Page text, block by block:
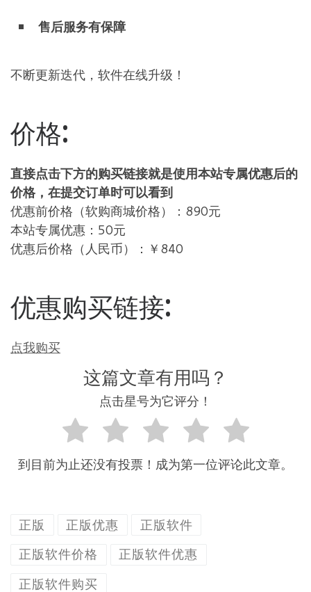
售后服务有保障
不断更新迭代，软件在线升级！
价格:
直接点击下方的购买链接就是使用本站专属优惠后的
价格，在提交订单时可以看到
优惠前价格（软购商城价格）：890元
本站专属优惠：50元
优惠后价格（人民币）：￥840
优惠购买链接:
点我购买
这篇文章有用吗？
点击星号为它评分！
到目前为止还没有投票！成为第一位评论此文章。
正版 正版优惠 正版软件
正版软件价格 正版软件优惠
正版软件购买